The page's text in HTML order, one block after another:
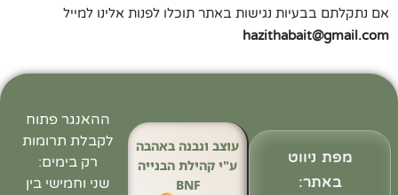
אם נתקלתם בבעיות נגישות באתר תוכלו לפנות אלינו למייל
hazithabait@gmail.com
מפת ניווט
באתר:
ההאנגר פתוח
לקבלת תרומות
רק בימים:
שני וחמישי בין
עוצב ונבנה באהבה
ע"י קהילת הבנייה
BNF